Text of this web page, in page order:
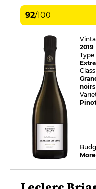
92/100
2019
Type :